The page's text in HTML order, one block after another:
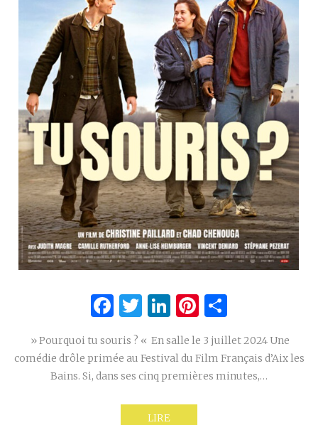
Facebook
Twitter
LinkedIn
Pinterest
» Pourquoi tu souris ? « En salle le 3 juillet 2024 Une
comédie drôle primée au Festival du Film Français d’Aix les
Bains. Si, dans ses cinq premières minutes,…
LIRE